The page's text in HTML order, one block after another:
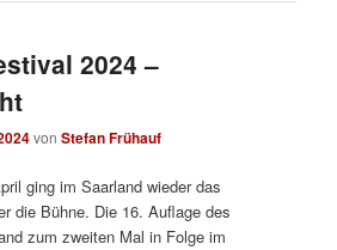
2024 –
vonStefan Frühauf
ging im Saarland wieder das
die Bühne. Die 16. Auflage des
zum zweiten Mal in Folge im